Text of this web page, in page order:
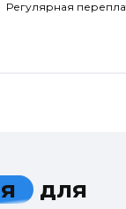
Регулярная
я для